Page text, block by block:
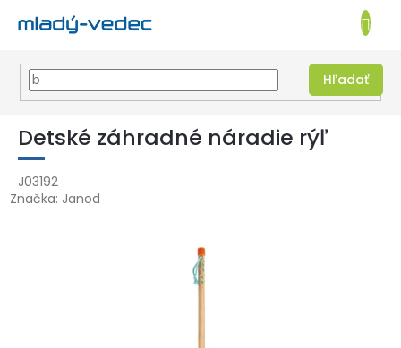
Prejsť
obsah
EUR
Hľadať
KOŠÍK
Detské záhradné náradie rýľ
J03192
Značka: Janod